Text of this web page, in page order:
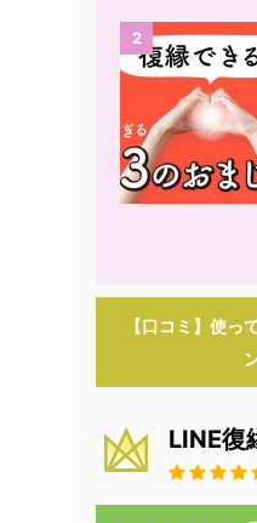
2
【口コミ】使っ
LINE復